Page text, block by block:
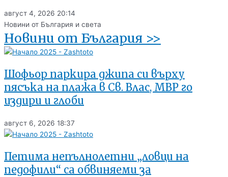
август 4, 2026 20:14
Новини от България и света
Новини от България >>
Шофьор паркира джипа си върху
пясъка на плажа в Св. Влас, МВР го
издири и глоби
август 6, 2026 18:37
Петима непълнолетни „ловци на
педофили“ са обвиняеми за